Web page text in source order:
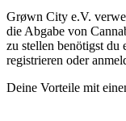
Grøwn City e.V.
die Abgabe von
zu stellen benötigst du
registrieren oder
Deine Vorteile mit